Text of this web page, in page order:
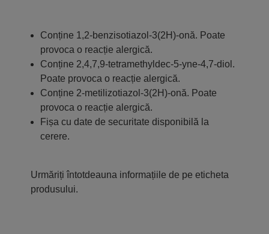
Conține 1,2-benzisotiazol-3(2H)-onă. Poate
provoca o reacție alergică.
Conține 2,4,7,9-tetramethyldec-5-yne-4,7-diol.
Poate provoca o reacție alergică.
Conține 2-metilizotiazol-3(2H)-onă. Poate
provoca o reacție alergică.
Fișa cu date de securitate disponibilă la
cerere.
Urmăriți întotdeauna informațiile de pe eticheta
produsului.